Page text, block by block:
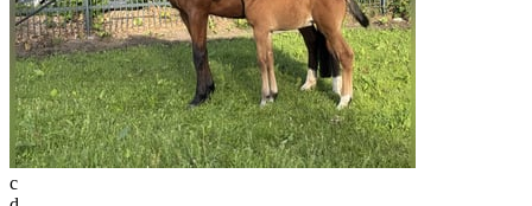
c